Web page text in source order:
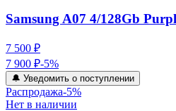
Samsung A07 4/128Gb
7 500 ₽
7 900 ₽-5%
🔔 Уведомить о поступлении
Распродажа-5%
Нет в наличии